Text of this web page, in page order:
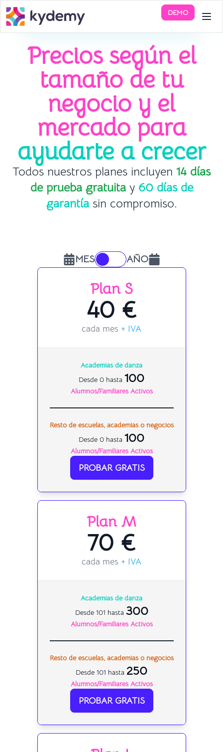
DEMO
Precios según el
tamaño de tu
negocio y el
mercado para
ayudarte a crecer
Todos nuestros planes incluyen 14 días
de prueba gratuitay 60 días de
garantíasin compromiso.
MES AÑO
Plan S
40 €
cada mes + IVA
Academias de danza
Desde 0 hasta 100
Alumnos/Familiares Activos
Resto de escuelas, academias o negocios
Desde 0 hasta 100
Alumnos/Familiares Activos
PROBAR GRATIS
Plan M
70 €
cada mes + IVA
Academias de danza
Desde 101 hasta 300
Alumnos/Familiares Activos
Resto de escuelas, academias o negocios
Desde 101 hasta 250
Alumnos/Familiares Activos
PROBAR GRATIS